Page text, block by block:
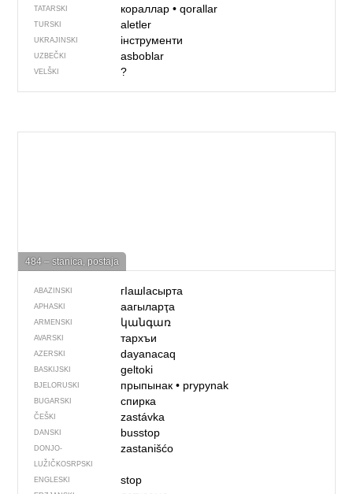
TATARSKI кораллар• qorallar
TURSKI aletler
UKRAJINSKI інструменти
UZBEČKI asboblar
VELŠKI ?
484 – stanica, postaja
ABAZINSKI гIашIасырта
APHASKI аагыларҭа
ARMENSKI կանգառ
AVARSKI тархъи
AZERSKI dayanacaq
BASKIJSKI geltoki
BJELORUSKI прыпынак• prypynak
BUGARSKI спирка
ČEŠKI zastávka
DANSKI busstop
DONJO­
LUŽIČKOSRPSKI
zastanišćo
ENGLESKI stop